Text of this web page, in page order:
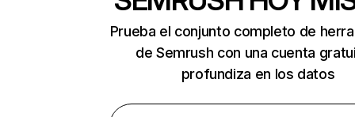
Prueba el conjunto completo de
de Semrush con una cuenta
profundiza en los datos